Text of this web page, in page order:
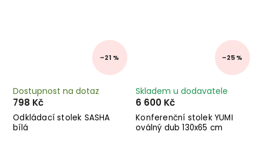
–21 %
Odkládací stolek SASHA
bílá
Dostupnost na dotaz
798 Kč
–25 %
Konferenční stolek YUMI
oválný dub 130x65 cm
Skladem u dodavatele
6 600 Kč